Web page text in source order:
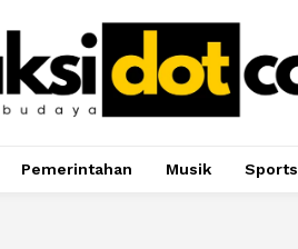
Pemerintahan Musik Sports